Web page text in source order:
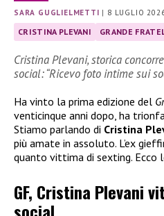
SARA GUGLIELMETTI | 8 LUGLIO
CRISTINA PLEVANI GRANDE
Cristina Plevani, storica
social: “Ricevo foto intime sui
Ha vinto la prima edizione del
venticinque anni dopo, ha
Stiamo parlando di Cristina
più amate in assoluto. L’ex
quanto vittima di sexting. Ecco
GF, Cristina Plevani